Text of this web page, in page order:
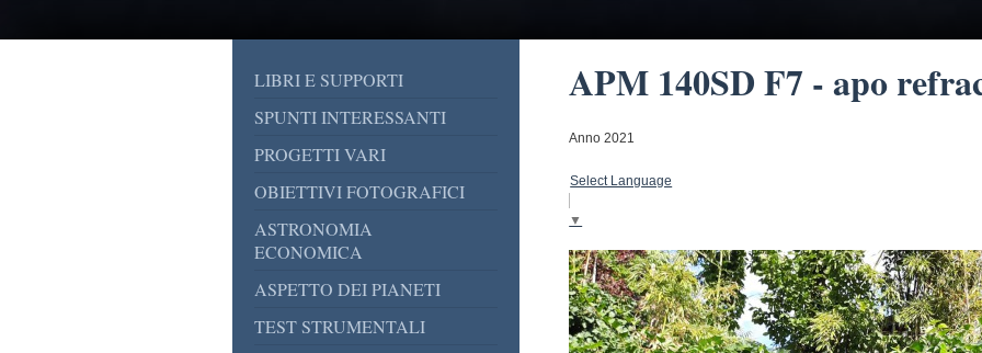
APM 140SD F7 - apo
Anno 2021
Select Language
▼
LIBRI E SUPPORTI
SPUNTI INTERESSANTI
PROGETTI VARI
OBIETTIVI FOTOGRAFICI
ASTRONOMIA
ECONOMICA
ASPETTO DEI PIANETI
TEST STRUMENTALI